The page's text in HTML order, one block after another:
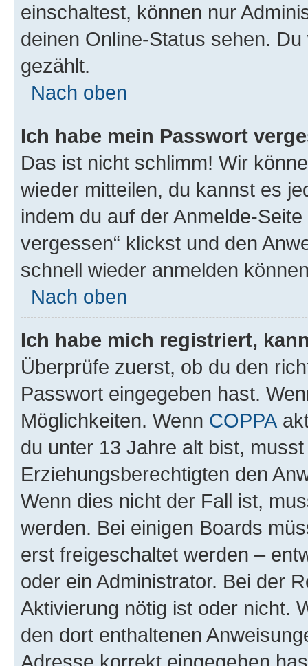
einschaltest, können nur
deinen Online-Status sehen.
gezählt.
Nach oben
Ich habe mein Passwort
Das ist nicht schlimm! Wir
wieder mitteilen, du kannst es
indem du auf der Anmelde-
vergessen“ klickst und den
schnell wieder anmelden
Nach oben
Ich habe mich registriert,
Überprüfe zuerst, ob du den
Passwort eingegeben hast.
Möglichkeiten. Wenn COPPA
du unter 13 Jahre alt bist,
Erziehungsberechtigten den
Wenn dies nicht der Fall ist,
werden. Bei einigen Boards
erst freigeschaltet werden –
oder ein Administrator. Bei der
Aktivierung nötig ist oder nicht.
den dort enthaltenen